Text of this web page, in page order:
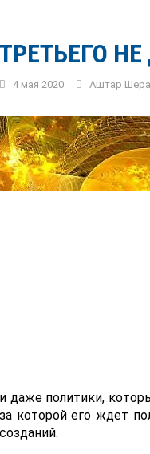
ТРЕТЬЕГО
4 мая 2020 Аштар
и даже политики,
за которой его ждет
созданий.